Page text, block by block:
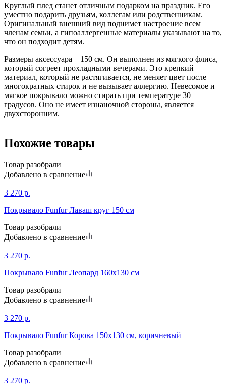
Круглый плед станет отличным подарком на праздник. Его
уместно подарить друзьям, коллегам или родственникам.
Оригинальный внешний вид поднимет настроение всем
членам семьи, а гипоаллергенные материалы указывают на то,
что он подходит детям.
Размеры аксессуара – 150 см. Он выполнен из мягкого флиса,
который согреет прохладными вечерами. Это крепкий
материал, который не растягивается, не меняет цвет после
многократных стирок и не вызывает аллергию. Невесомое и
мягкое покрывало можно стирать при температуре 30
градусов. Оно не имеет изнаночной стороны, является
двухсторонним.
Похожие товары
Товар разобрали
Добавлено в сравнение
3 270 р.
Покрывало Funfur Лаваш круг 150 см
Товар разобрали
Добавлено в сравнение
3 270 р.
Покрывало Funfur Леопард 160х130 см
Товар разобрали
Добавлено в сравнение
3 270 р.
Покрывало Funfur Корова 150х130 см, коричневый
Товар разобрали
Добавлено в сравнение
3 270 р.